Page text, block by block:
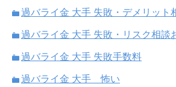
過バライ金 大手 失敗・デメリット
過バライ金 大手 失敗・リスク相談
過バライ金 大手 失敗手数料
過バライ金 大手 怖い